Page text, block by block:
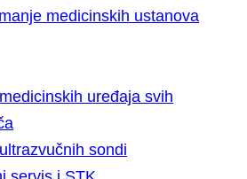
medicinskih ustanova
uređaja svih
sondi